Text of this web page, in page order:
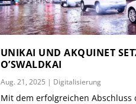
UNIKAI UND AKQUINET
O’SWALDKAI
Aug. 21, 2025 | Digitalisierung
Mit dem erfolgreichen Abschluss